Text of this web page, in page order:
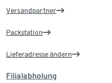
Versandpartner
Packstation
Lieferadresse ändern
Filialabholung